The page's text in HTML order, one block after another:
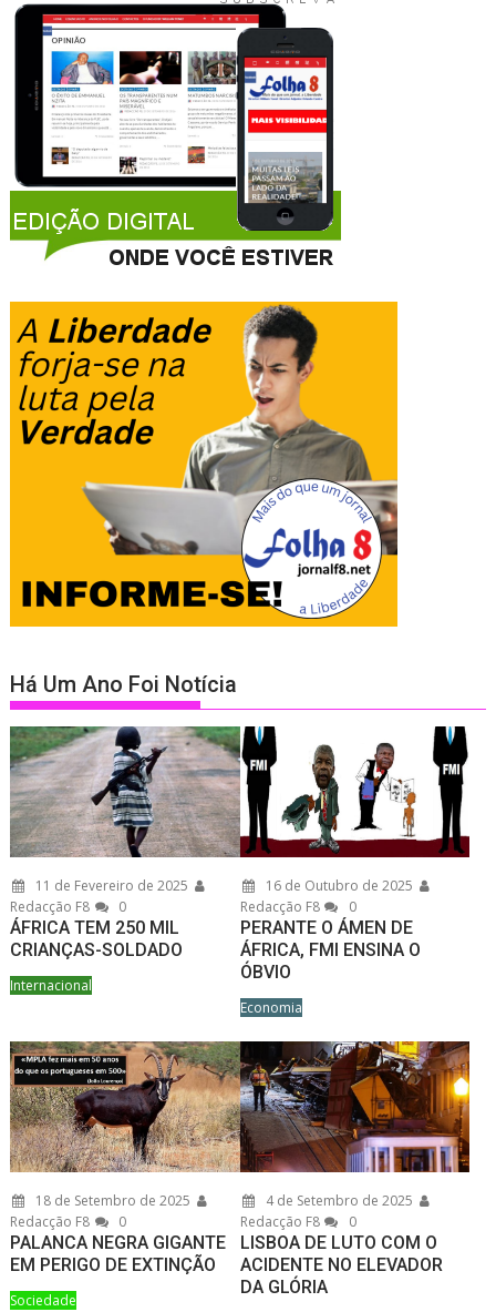
Há Um Ano Foi Notícia
11 de Fevereiro de 2025
Redacção F8
0
ÁFRICA TEM 250 MIL
CRIANÇAS-SOLDADO
Internacional
16 de Outubro de 2025
Redacção F8
0
PERANTE O ÁMEN DE
ÁFRICA, FMI ENSINA O
ÓBVIO
Economia
18 de Setembro de 2025
Redacção F8
0
PALANCA NEGRA GIGANTE
EM PERIGO DE EXTINÇÃO
Sociedade
4 de Setembro de 2025
Redacção F8
0
LISBOA DE LUTO COM O
ACIDENTE NO ELEVADOR
DA GLÓRIA